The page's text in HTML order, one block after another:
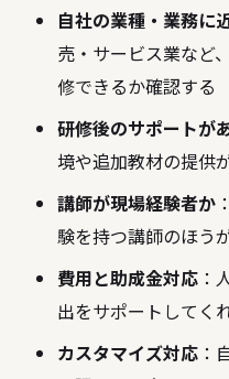
自社の業種・業務に
売・サービス業など
修できるか確認する
研修後のサポートが
境や追加教材の提供
講師が現場経験者か
験を持つ講師のほう
費用と助成金対応 ：
出をサポートしてく
カスタマイズ対応 ：